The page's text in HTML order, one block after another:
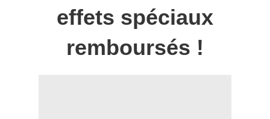
effets spéciaux
remboursés !